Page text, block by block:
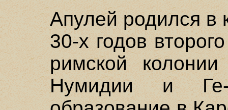
Апулей родился в
30-х годов
римской
Нумидии и